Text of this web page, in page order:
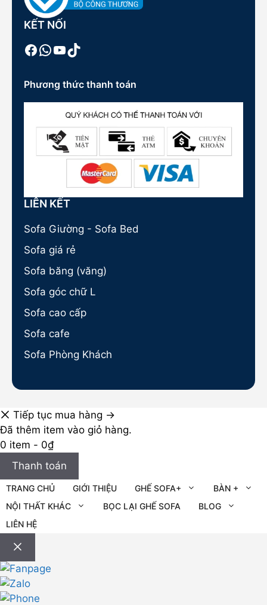
KẾT NỐI
Facebook
WhatsApp
Youtube
TikTok
Phương thức thanh toán
LIÊN KẾT
Sofa Giường - Sofa Bed
Sofa giá rẻ
Sofa băng (văng)
Sofa góc chữ L
Sofa cao cấp
Sofa cafe
Sofa Phòng Khách
Tiếp tục mua hàng →
Đã thêm item vào giỏ hàng.
0 item - 0₫
Thanh toán
TRANG CHỦ GIỚI THIỆU GHẾ SOFA+
BÀN +
NỘI THẤT KHÁC
BỌC LẠI GHẾ SOFA
BLOG
LIÊN HỆ
Đóng